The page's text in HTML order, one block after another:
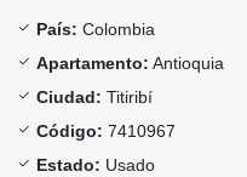
País: Colombia
Apartamento: Antioquia
Ciudad: Titiribí
Código: 7410967
Estado: Usado